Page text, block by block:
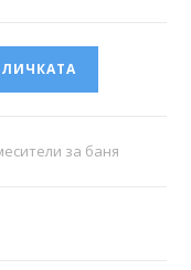
за баня